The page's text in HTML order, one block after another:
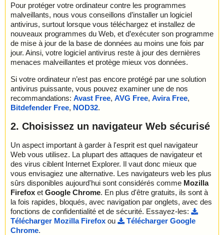
Pour protéger votre ordinateur contre les programmes
malveillants, nous vous conseillons d’installer un logiciel
antivirus, surtout lorsque vous téléchargez et installez de
nouveaux programmes du Web, et d’exécuter son programme
de mise à jour de la base de données au moins une fois par
jour. Ainsi, votre logiciel antivirus reste à jour des dernières
menaces malveillantes et protège mieux vos données.
Si votre ordinateur n’est pas encore protégé par une solution
antivirus puissante, vous pouvez examiner une de nos
recommandations: Avast Free, AVG Free, Avira Free,
Bitdefender Free, NOD32.
2. Choisissez un navigateur Web sécurisé
Un aspect important à garder à l'esprit est quel navigateur
Web vous utilisez. La plupart des attaques de navigateur et
des virus ciblent Internet Explorer. Il vaut donc mieux que
vous envisagiez une alternative. Les navigateurs web les plus
sûrs disponibles aujourd'hui sont considérés comme Mozilla
Firefox et Google Chrome. En plus d'être gratuits, ils sont à
la fois rapides, bloqués, avec navigation par onglets, avec des
fonctions de confidentialité et de sécurité. Essayez-les:
Télécharger Mozilla Firefox ou
Télécharger Google
Chrome.